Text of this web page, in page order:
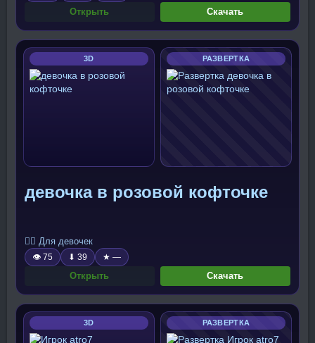
Открыть Скачать
3D РАЗВЕРТКА
девочка в розовой кофточке
🧍‍♀️ Для девочек
👁 75 ⬇ 39 ★ —
Открыть Скачать
3D РАЗВЕРТКА